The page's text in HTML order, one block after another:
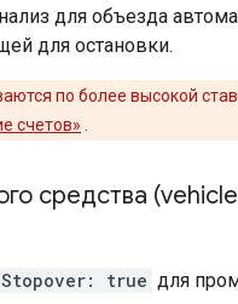
для объезда
для остановки.
по более высокой
счетов»
средства (vehicle
true для